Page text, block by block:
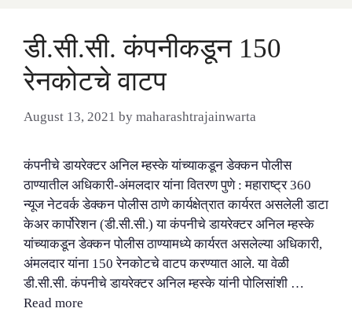
डी.सी.सी. कंपनीकडून 150
रेनकोटचे वाटप
August 13, 2021 by maharashtrajainwarta
कंपनीचे डायरेक्टर अनिल म्हस्के यांच्याकडून डेक्कन पोलीस
ठाण्यातील अधिकारी-अंमलदार यांना वितरण पुणे : महाराष्ट्र 360
न्यूज नेटवर्क डेक्कन पोलीस ठाणे कार्यक्षेत्रात कार्यरत असलेली डाटा
केअर कार्पोरेशन (डी.सी.सी.) या कंपनीचे डायरेक्टर अनिल म्हस्के
यांच्याकडून डेक्कन पोलीस ठाण्यामध्ये कार्यरत असलेल्या अधिकारी,
अंमलदार यांना 150 रेनकोटचे वाटप करण्यात आले. या वेळी
डी.सी.सी. कंपनीचे डायरेक्टर अनिल म्हस्के यांनी पोलिसांशी …
Read more